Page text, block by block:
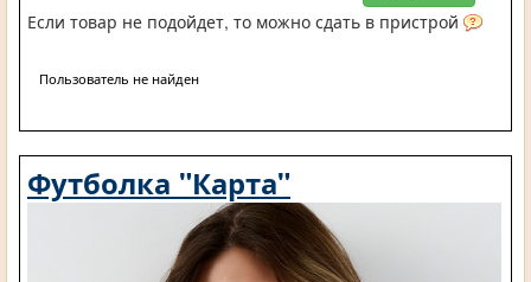
Если товар не подойдет, то можно сдать в пристрой
Пользователь не найден
Футболка "Карта"